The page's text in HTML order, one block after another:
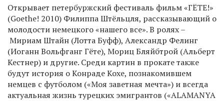
Открывает петербуржский фестиваль фильм «ГЁТЕ!»
(Goethe! 2010) Филиппа Штёльцля, рассказывающий о
молодости немецкого «нашего все». В ролях –
Мириам Штайн (Лотта Буфф), Александр Фелинг
(Иоганн Вольфганг Гёте), Мориц Бляйбтрой (Альберт
Кестнер) и другие. Среди картин в прокате также
будут история о Конраде Кохе, познакомившем
немцев с футболом («Моя заветная мечта») и всегда
актуальная жизнь турецких эмигрантов («ALAMANYA